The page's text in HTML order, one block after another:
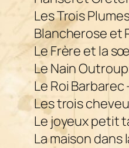
Les Trois
Blancherose et
Le Frère et la
Le Nain
Le Roi
Les trois
Le joyeux petit
La maison dans